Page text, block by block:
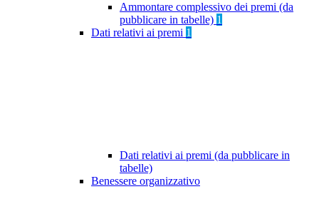
Ammontare complessivo dei premi (da
pubblicare in tabelle) 1
Dati relativi ai premi 1
Dati relativi ai premi (da pubblicare in
tabelle)
Benessere organizzativo